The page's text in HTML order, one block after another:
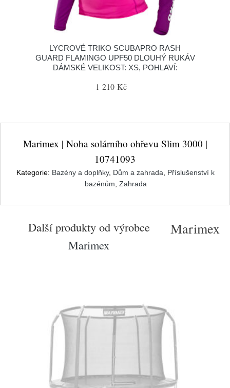
LYCROVÉ TRIKO SCUBAPRO RASH
GUARD FLAMINGO UPF50 DLOUHÝ RUKÁV
DÁMSKÉ VELIKOST: XS, POHLAVÍ:
1 210 Kč
Marimex | Noha solárního ohřevu Slim 3000 |
10741093
Kategorie: Bazény a doplňky, Dům a zahrada
Příslušenství k
bazénům Zahrada
Další produkty od výrobce
Marimex
Marimex